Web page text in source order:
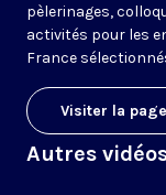
pèlerinages,
activités pour les
France
Visiter la
Autres